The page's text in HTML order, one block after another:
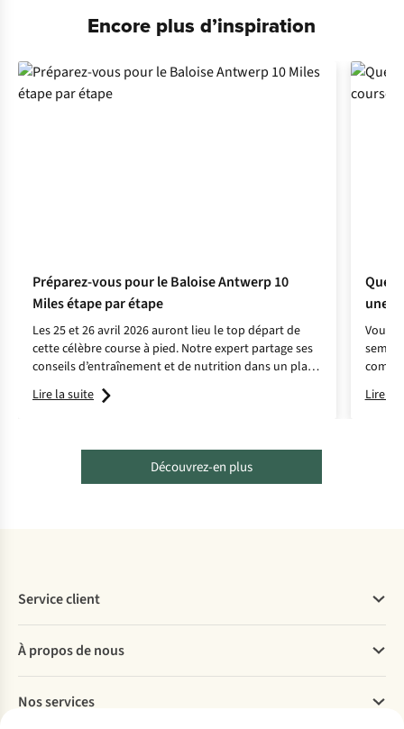
Encore plus d’inspiration
Préparez-vous pour le Baloise Antwerp 10
Miles étape par étape
Les 25 et 26 avril 2026 auront lieu le top départ de
cette célèbre course à pied. Notre expert partage ses
conseils d’entraînement et de nutrition dans un plan
par étapes pratique.
Lire la suite
Que
une
Vous
semi-
et de
Lire la
Découvrez-en plus
Service client
Commander
Payer
Livraison
À propos de nous
Explore More
Nos services